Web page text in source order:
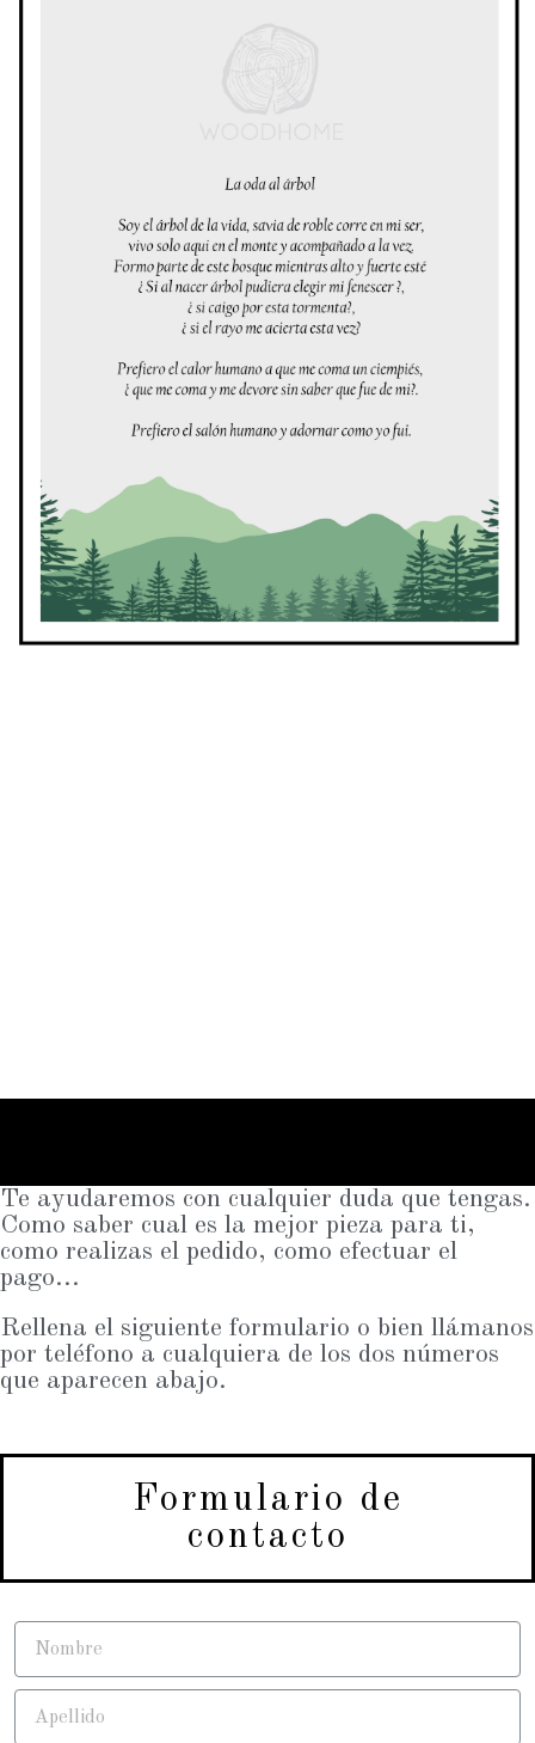
Te ayudaremos con cualquier duda que tengas.
Como saber cual es la mejor pieza para ti,
como realizas el pedido, como efectuar el
pago...
Rellena el siguiente formulario o bien llámanos
por teléfono a cualquiera de los dos números
que aparecen abajo.
Formulario de
contacto